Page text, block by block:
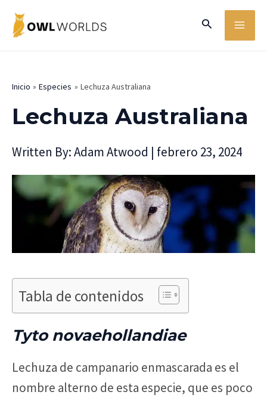
Buscar
Inicio Especies Lechuza Australiana
Lechuza Australiana
Written By:Adam Atwood | febrero 23, 2024
Tabla de contenidos
Tyto novaehollandiae
Lechuza de campanario enmascarada es el
nombre alterno de esta especie, que es poco